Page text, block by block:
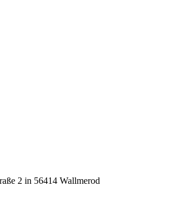
2 in 56414 Wallmerod